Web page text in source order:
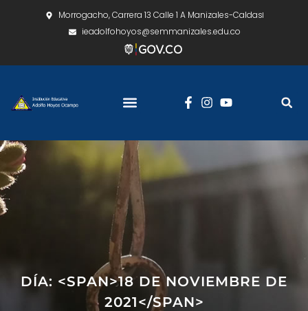
Morrogacho, Carrera 13 Calle 1 A Manizales-Caldas
ieadolfohoyos@semmanizales.edu.co
DÍA: <SPAN>18 DE NOVIEMBRE DE
2021</SPAN>